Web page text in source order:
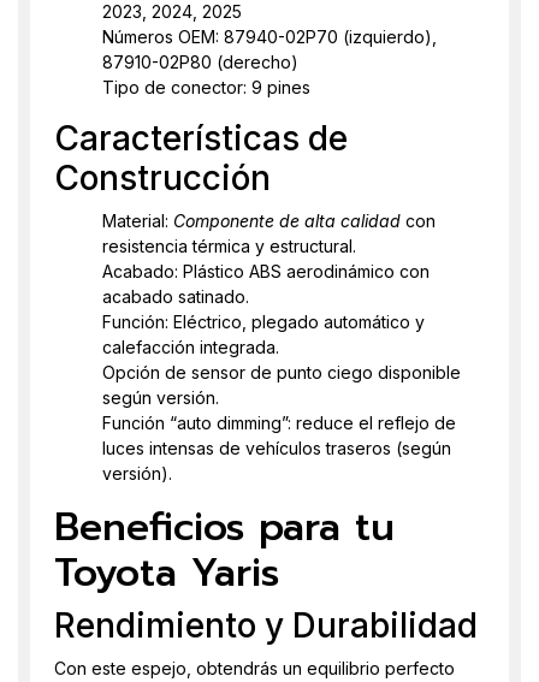
2023, 2024, 2025
Números OEM: 87940-02P70 (izquierdo),
87910-02P80 (derecho)
Tipo de conector: 9 pines
Características de
Construcción
Material: Componente de alta calidad con
resistencia térmica y estructural.
Acabado: Plástico ABS aerodinámico con
acabado satinado.
Función: Eléctrico, plegado automático y
calefacción integrada.
Opción de sensor de punto ciego disponible
según versión.
Función “auto dimming”: reduce el reflejo de
luces intensas de vehículos traseros (según
versión).
Beneficios para tu
Toyota Yaris
Rendimiento y Durabilidad
Con este espejo, obtendrás un equilibrio perfecto